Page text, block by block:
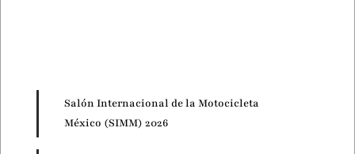
Salón Internacional de la Motocicleta
México (SIMM) 2026